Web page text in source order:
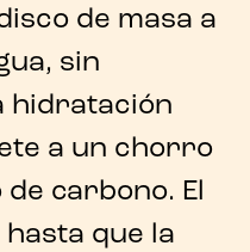
de masa a
sin
hidratación
a un chorro
carbono. El
que la